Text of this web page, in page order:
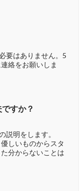
要はありません。5
絡をお願いしま
すか？
説明をします。
しいものからスタ
分からないことは